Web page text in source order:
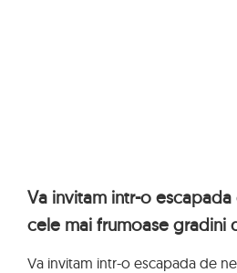
Va invitam intr-o
cele mai frumoase gradini
Va invitam intr-o escapada de